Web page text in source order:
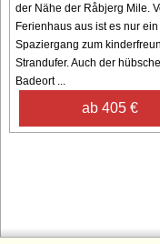
der Nähe der Råbjerg Mile.
Ferienhaus aus ist es nur
Spaziergang zum
Strandufer. Auch der hübsche
Badeort ...
ab 405 €